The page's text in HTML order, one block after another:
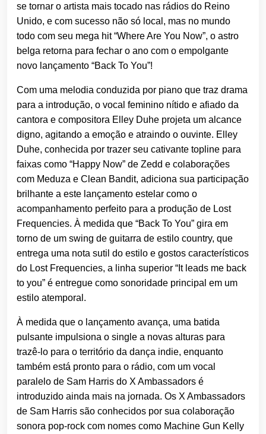
se tornar o artista mais tocado nas rádios do Reino
Unido, e com sucesso não só local, mas no mundo
todo com seu mega hit “Where Are You Now”, o astro
belga retorna para fechar o ano com o empolgante
novo lançamento “Back To You”!
Com uma melodia conduzida por piano que traz drama
para a introdução, o vocal feminino nítido e afiado da
cantora e compositora Elley Duhe projeta um alcance
digno, agitando a emoção e atraindo o ouvinte. Elley
Duhe, conhecida por trazer seu cativante topline para
faixas como “Happy Now” de Zedd e colaborações
com Meduza e Clean Bandit, adiciona sua participação
brilhante a este lançamento estelar como o
acompanhamento perfeito para a produção de Lost
Frequencies. À medida que “Back To You” gira em
torno de um swing de guitarra de estilo country, que
entrega uma nota sutil do estilo e gostos característicos
do Lost Frequencies, a linha superior “It leads me back
to you” é entregue como sonoridade principal em um
estilo atemporal.
À medida que o lançamento avança, uma batida
pulsante impulsiona o single a novas alturas para
trazê-lo para o território da dança indie, enquanto
também está pronto para o rádio, com um vocal
paralelo de Sam Harris do X Ambassadors é
introduzido ainda mais na jornada. Os X Ambassadors
de Sam Harris são conhecidos por sua colaboração
sonora pop-rock com nomes como Machine Gun Kelly